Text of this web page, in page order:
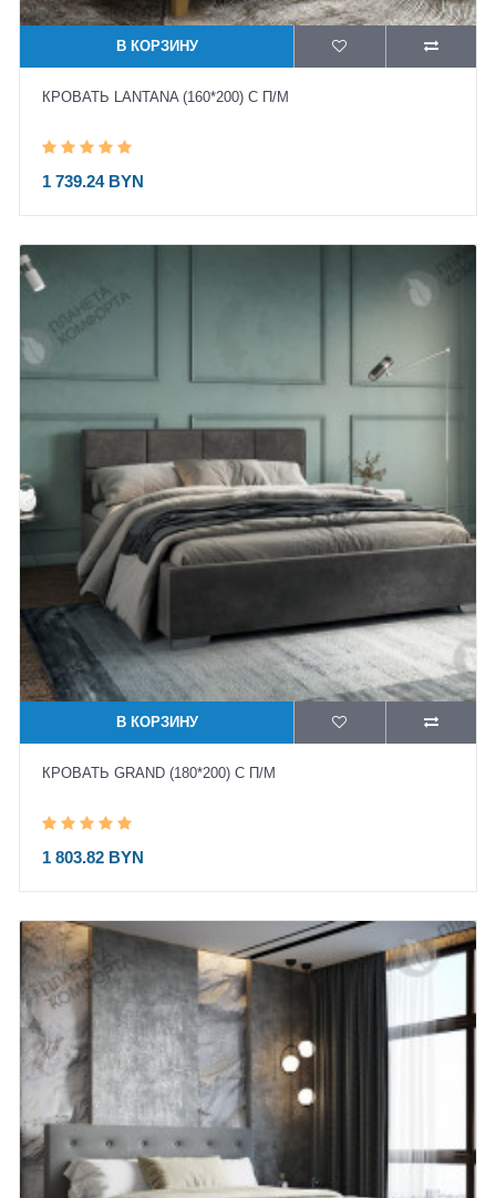
В КОРЗИНУ
КРОВАТЬ LANTANA (160*200) С П/М
1 739.24 BYN
В КОРЗИНУ
КРОВАТЬ GRAND (180*200) С П/М
1 803.82 BYN